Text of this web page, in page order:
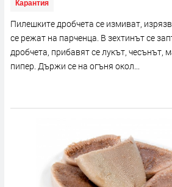
Карантия
Пилешките дробчета се измиват,
се режат на парченца. В зехтинът се
дробчета, прибавят се лукът, чесънът,
пипер. Държи се на огъня окол...